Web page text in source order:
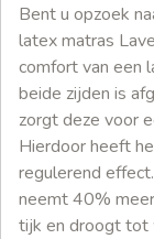
Bent u opzoek
latex matras
comfort van een
beide zijden is
zorgt deze voor
Hierdoor heeft
regulerend
neemt 40%
tijk en droogt tot